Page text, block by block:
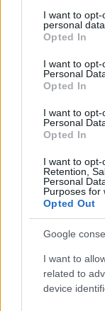
not limited to
grant or deny
use your data for
consent section.
I want to
personal data.
Opted In
I want to
Personal
Opted In
I want to
Personal
Opted In
I want to opt-
Retention,
Personal
Purposes for
Opted Out
Google
I want to
related to
device
Continuez
NEWS